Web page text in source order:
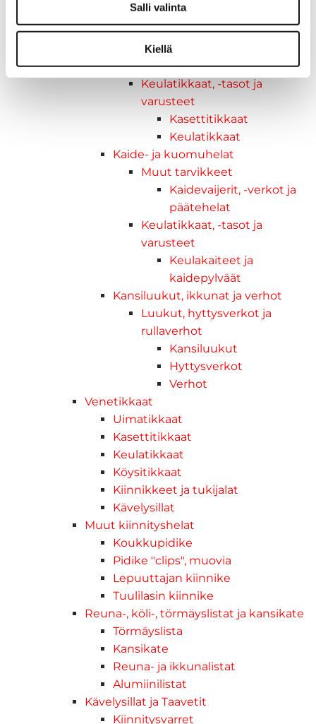
Salli valinta
Kiellä
Listat ja kansikatteet
Muut tarvikkeet
Köli- ja eväsuojat
Venetikkaat
Keulatikkaat, -tasot ja
varusteet
Kasettitikkaat
Keulatikkaat
Kaide- ja kuomuhelat
Muut tarvikkeet
Kaidevaijerit, -verkot ja
päätehelat
Keulatikkaat, -tasot ja
varusteet
Keulakaiteet ja
kaidepylväät
Kansiluukut, ikkunat ja verhot
Luukut, hyttysverkot ja
rullaverhot
Kansiluukut
Hyttysverkot
Verhot
Venetikkaat
Uimatikkaat
Kasettitikkaat
Keulatikkaat
Köysitikkaat
Kiinnikkeet ja tukijalat
Kävelysillat
Muut kiinnityshelat
Koukkupidike
Pidike "clips", muovia
Lepuuttajan kiinnike
Tuulilasin kiinnike
Reuna-, köli-, törmäyslistat ja kansikate
Törmäyslista
Kansikate
Reuna- ja ikkunalistat
Alumiinilistat
Kävelysillat ja Taavetit
Kiinnitysvarret